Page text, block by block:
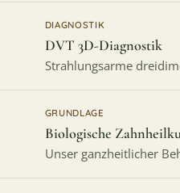
DIAGNOSTIK
DVT 3D-Diagnostik
Strahlungsarme
GRUNDLAGE
Biologische
Unser ganzheitlicher